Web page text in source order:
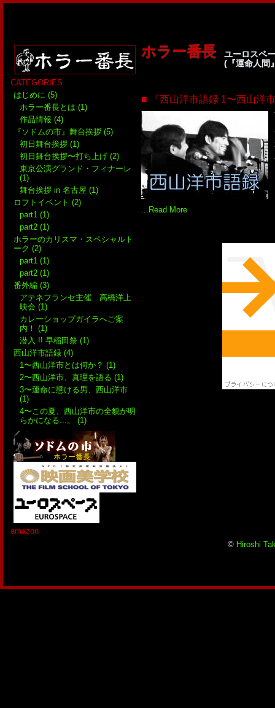
ホラー番長
ユーロスペ
(『運命人間
■ 『西山洋市語録 1〜西山洋
...Read More
CATEGORIES
はじめに (5)
ホラー番長とは (1)
作品情報 (4)
『ソドムの市』舞台挨拶 (5)
初日舞台挨拶 (1)
初日舞台挨拶〜打ち上げ (2)
東京公演グランド・フィナーレ
(1)
舞台挨拶 in 名古屋 (1)
ロフトイベント (2)
part1 (1)
part2 (1)
ホラーのカリスマ・スペシャルト
ーク (2)
part1 (1)
part2 (1)
番外編 (3)
アテネフランセ主催 高橋洋上
映会 (1)
カレーショップガイラへご案
内！ (1)
潜入 !! 早稲田祭 (1)
西山洋市語録 (4)
1〜西山洋市とは何か？ (1)
2〜西山洋市、真理を語る (1)
3〜運命に懸ける男、西山洋市
(1)
4〜この夏、西山洋市の全貌が明
らかになる...。 (1)
amazon
© Hiroshi